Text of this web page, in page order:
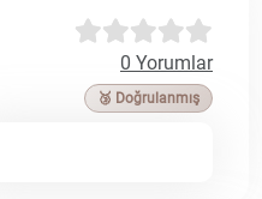
0 Yorumlar
🥉 Doğrulanmış